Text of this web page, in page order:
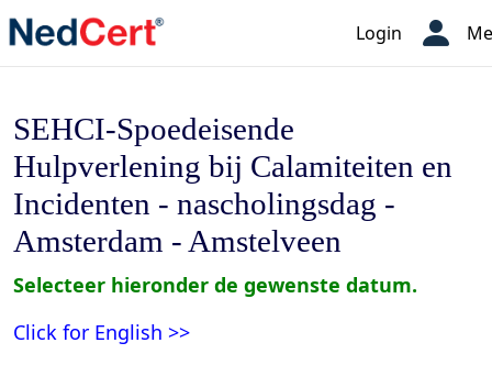
Login
SEHCI-Spoedeisende
Hulpverlening bij Calamiteiten en
Incidenten - nascholingsdag -
Amsterdam - Amstelveen
Selecteer hieronder de gewenste datum.
Click for English >>